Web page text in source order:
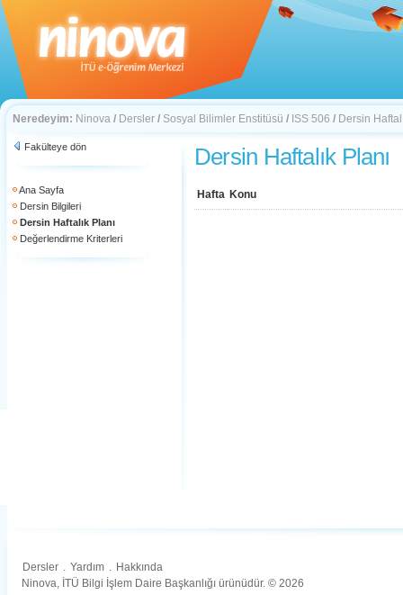
Neredeyim: Ninova / Dersler / Sosyal Bilimler Enstitüsü / ISS 506 / Dersin
Fakülteye dön
Ana Sayfa
Dersin Bilgileri
Dersin Haftalık Planı
Değerlendirme Kriterleri
Dersin Haftalık Planı
Hafta Konu
Dersler . Yardım . Hakkında
Ninova, İTÜ Bilgi İşlem Daire Başkanlığı ürünüdür. © 2026